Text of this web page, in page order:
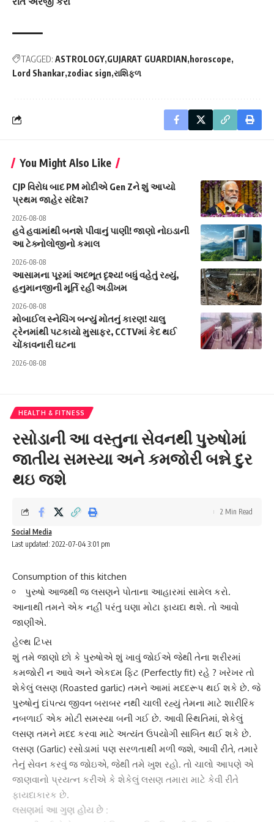
TAGGED: ASTROLOGY GUJARAT GUARDIAN horoscope
Lord Shankar zodiac sign રાશિફળ
You Might Also Like
CJP વિરોધ બાદ PM મોદીએ Gen Zને શું આપ્યો
પ્રથમ જાહેર સંદેશ?
2026-08-08
હવે હવામાંથી બનશે પીવાનું પાણી! જાણો નોઇડાની
આ ટેક્નોલોજીનો કમાલ
2026-08-08
આસામના પૂરમાં અદભૂત દૃશ્ય! બધું વહેતું રહ્યું,
હનુમાનજીની મૂર્તિ રહી અડીખમ
2026-08-08
મોબાઈલ સ્નેચિંગ બન્યું મોતનું કારણ! ચાલુ
ટ્રેનમાંથી પટકાયો મુસાફર, CCTVમાં કેદ થઈ
ચોંકાવનારી ઘટના
2026-08-08
HEALTH & FITNESS
રસોડાની આ વસ્તુના સેવનથી પુરુષોમાં
જાતીય સમસ્યા અને કમજોરી બન્ને દુર
થઇ જશે
Last updated: 2022-07-04 3:01 pm
Social Media
2 Min Read
Consumption of this kitchen
પુરુષો આજથી જ લસણને પોતાના આહારમાં સામેલ કરો.
આનાથી તમને એક નહીં પરંતુ ઘણા મોટા ફાયદા થશે. તો આવો
જાણીએ.
હેલ્થ ટિપ્સ
શું તમે જાણો છો કે પુરુષોએ શું ખાવું જોઈએ જેથી તેના શરીરમાં
કમજોરી ન આવે અને એકદમ ફિટ (Perfectly fit) રહે ? ખરેખર તો
શેકેલું લસણ (Roasted garlic) તમને આમાં મદદરૂપ થઈ શકે છે. જે
પુરુષોનું દાંપત્ય જીવન બરાબર નથી ચાલી રહ્યું તેમના માટે શારીરિક
નબળાઈ એક મોટી સમસ્યા બની ગઈ છે. આવી સ્થિતિમાં, શેકેલું
લસણ તમને મદદ કરવા માટે અત્યંત ઉપયોગી સાબિત થઈ શકે છે.
લસણ (Garlic) રસોડામાં પણ સરળતાથી મળી જશે, આવી રીતે, તમારે
તેનું સેવન કરવું જ જોઇએ, જેથી તમે ખુશ રહો. તો ચાલો આપણે એ
જાણવાનો પ્રયત્ન કરીએ કે શેકેલું લસણ તમારા માટે કેવી રીતે
ફાયદાકારક છે.
લસણમાં આ ગુણ હોય છે :